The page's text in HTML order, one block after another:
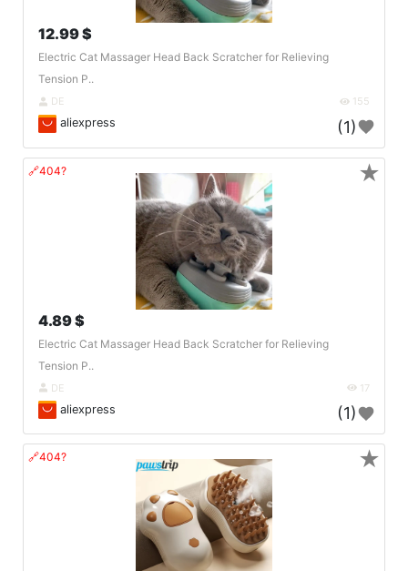
12.99 $
Electric Cat Massager Head Back Scratcher for Relieving
Tension P..
DE 155
aliexpress (1)
🔗404?
4.89 $
Electric Cat Massager Head Back Scratcher for Relieving
Tension P..
DE 17
aliexpress (1)
★
🔗404? ★